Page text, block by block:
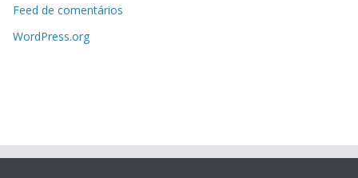
Feed de comentários
WordPress.org